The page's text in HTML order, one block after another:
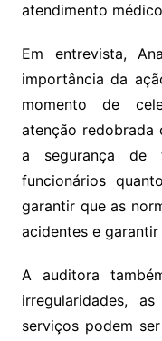
atendimento
Em entrevista,
importância da
momento de
atenção redobrada
a segurança de
funcionários
garantir que as
acidentes e garantir
A auditora
irregularidades,
serviços podem